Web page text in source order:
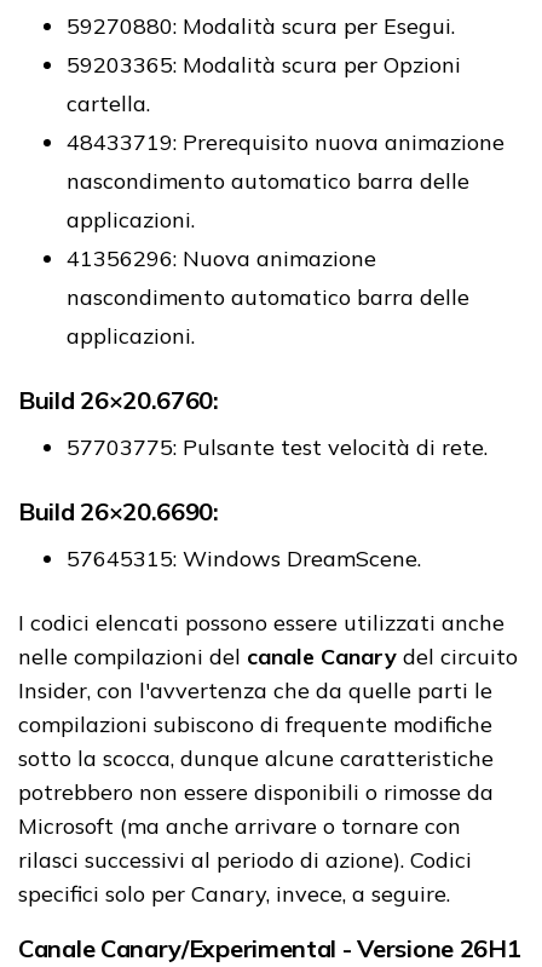
59270880: Modalità scura per Esegui.
59203365: Modalità scura per Opzioni
cartella.
48433719: Prerequisito nuova animazione
nascondimento automatico barra delle
applicazioni.
41356296: Nuova animazione
nascondimento automatico barra delle
applicazioni.
Build 26×20.6760:
57703775: Pulsante test velocità di rete.
Build 26×20.6690:
57645315: Windows DreamScene.
I codici elencati possono essere utilizzati anche
nelle compilazioni del canale Canary del circuito
Insider, con l'avvertenza che da quelle parti le
compilazioni subiscono di frequente modifiche
sotto la scocca, dunque alcune caratteristiche
potrebbero non essere disponibili o rimosse da
Microsoft (ma anche arrivare o tornare con
rilasci successivi al periodo di azione). Codici
specifici solo per Canary, invece, a seguire.
Canale Canary/Experimental - Versione 26H1